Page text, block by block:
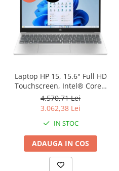
Laptop HP 15, 15.6" Full HD
Touchscreen, Intel® Core™
i5 1334U pana la 4.6 GHz,
12 GB RAM DDR5 4800, 512
GB SSD, Intel Iris Xᵉ
Graphics, Windows 11
Home, Silver
4.570,71 Lei
3.062,38 Lei
IN STOC
ADAUGA IN COS